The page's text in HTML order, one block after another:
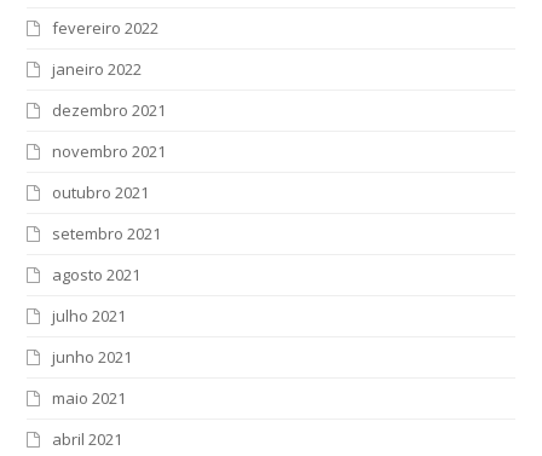
fevereiro 2022
janeiro 2022
dezembro 2021
novembro 2021
outubro 2021
setembro 2021
agosto 2021
julho 2021
junho 2021
maio 2021
abril 2021